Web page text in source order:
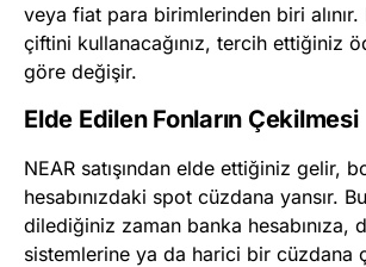
veya fiat para birimlerinden biri alınır.
çiftini kullanacağınız, tercih ettiğiniz
göre değişir.
Elde Edilen Fonların Çekilmesi
NEAR satışından elde ettiğiniz gelir,
hesabınızdaki spot cüzdana yansır.
dilediğiniz zaman banka hesabınıza,
sistemlerine ya da harici bir cüzdana